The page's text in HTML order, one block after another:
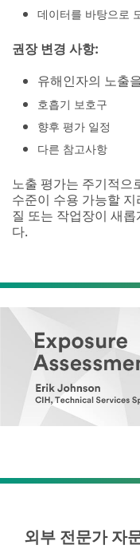
데이터를 바탕으로
권장 변경 사항:
유해인자의 노출
호흡기 보호구
향후 평가 일정
다른 참고사항
노출 평가는 주기적으
수준이 수용 가능할
질 또는 작업장이 새
다.
외부 전문가 자